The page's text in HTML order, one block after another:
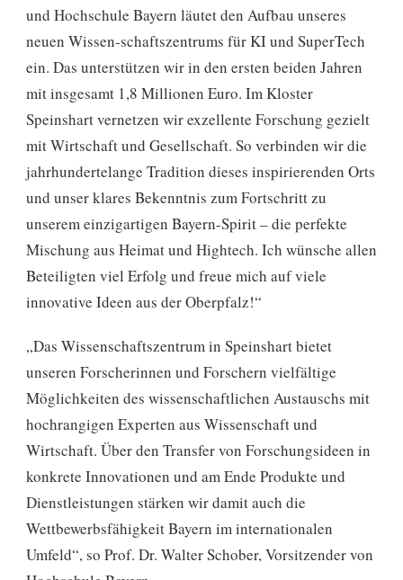
und Hochschule Bayern läutet den Aufbau unseres
neuen Wissen-schaftszentrums für KI und SuperTech
ein. Das unterstützen wir in den ersten beiden Jahren
mit insgesamt 1,8 Millionen Euro. Im Kloster
Speinshart vernetzen wir exzellente Forschung gezielt
mit Wirtschaft und Gesellschaft. So verbinden wir die
jahrhundertelange Tradition dieses inspirierenden Orts
und unser klares Bekenntnis zum Fortschritt zu
unserem einzigartigen Bayern-Spirit – die perfekte
Mischung aus Heimat und Hightech. Ich wünsche allen
Beteiligten viel Erfolg und freue mich auf viele
innovative Ideen aus der Oberpfalz!“
„Das Wissenschaftszentrum in Speinshart bietet
unseren Forscherinnen und Forschern vielfältige
Möglichkeiten des wissenschaftlichen Austauschs mit
hochrangigen Experten aus Wissenschaft und
Wirtschaft. Über den Transfer von Forschungsideen in
konkrete Innovationen und am Ende Produkte und
Dienstleistungen stärken wir damit auch die
Wettbewerbsfähigkeit Bayern im internationalen
Umfeld“, so Prof. Dr. Walter Schober, Vorsitzender von